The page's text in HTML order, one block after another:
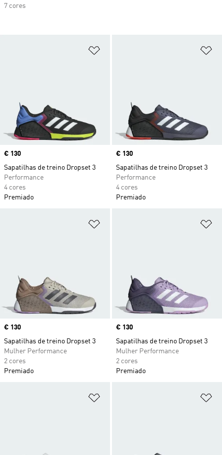
Price
€ 130
Sapatilhas de treino Dropset 3
Performance
4 cores
Premiado
Price
€ 130
Sapatilhas de treino Dropset 3
Performance
4 cores
Premiado
Price
€ 130
Sapatilhas de treino Dropset 3
Mulher Performance
2 cores
Premiado
Price
€ 130
Sapatilhas de treino Dropset 3
Mulher Performance
2 cores
Premiado
7 cores